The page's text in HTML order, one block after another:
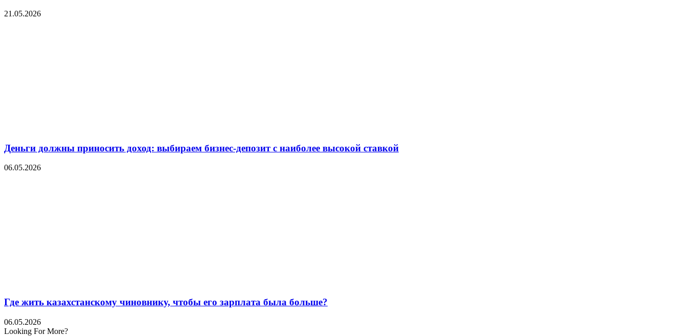
21.05.2026
Деньги должны приносить доход: выбираем бизнес-депозит с наиболее высокой ставкой
06.05.2026
Где жить казахстанскому чиновнику, чтобы его зарплата была больше?
06.05.2026
Looking For More?